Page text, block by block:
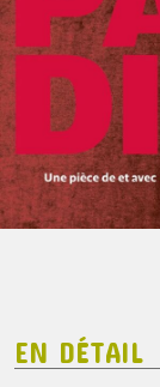
EN DÉTAIL